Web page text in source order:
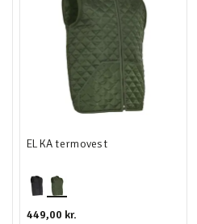
ELKA termovest
449,00 kr.